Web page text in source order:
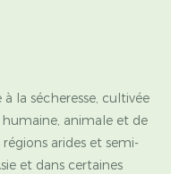
la sécheresse, cultivée
animale et de
arides et semi-
et dans certaines